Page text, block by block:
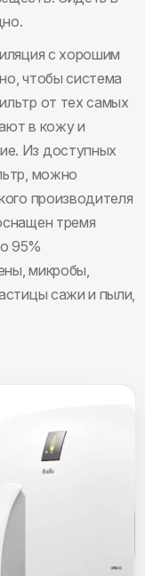
с хорошим
чтобы система
от тех самых
в кожу и
Из доступных
можно
производителя
тремя
95%
микробы,
сажи и пыли,